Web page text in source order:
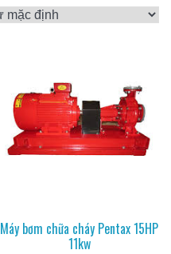
Máy bơm chữa cháy Pentax 15HP
11kw